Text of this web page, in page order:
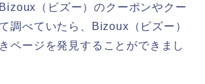
（ビズー）のクーポンやクー
調べていたら、Bizoux（ビズー）
ページを発見することができまし